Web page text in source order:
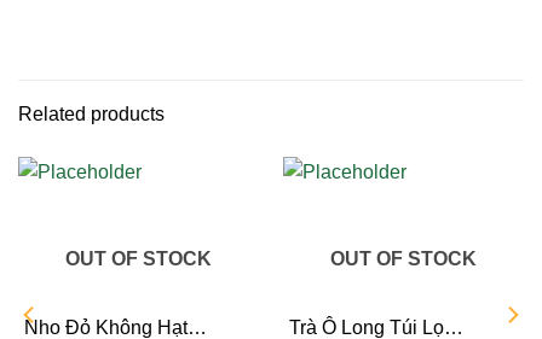
Related products
OUT OF STOCK
Nho Đỏ Không Hạt
OUT OF STOCK
Trà Ô Long Túi Lọc